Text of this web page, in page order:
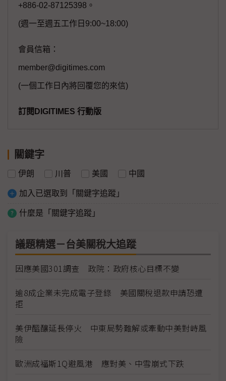
+886-02-87125398。
(週一至週五工作日9:00~18:00)
會員信箱：
member@digitimes.com
(一個工作日內將回覆您的來信)
訂閱DIGITIMES 行動版
關鍵字
伊朗 川普 美國 中國
加入已選取到「關鍵字追蹤」
什麼是「關鍵字追蹤」
議題精選－台美關稅大追蹤
因應美國301調查 政院：政府核心目標不變
逾8成企業未完成電子登錄 美國關稅退款申請恐遭
拒
美伊醞釀延長停火 中東局勢難解或牽動中美對峙風
險
歐洲成福斯1Q避風港 應對美、中雪崩式下跌